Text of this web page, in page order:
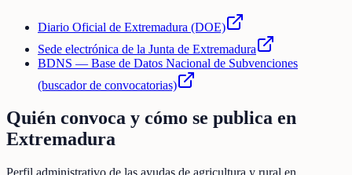
Diario Oficial de Extremadura (DOE)
Sede electrónica de la Junta de Extremadura
BDNS — Base de Datos Nacional de Subvenciones
(buscador de convocatorias)
Quién convoca y cómo se publica en
Extremadura